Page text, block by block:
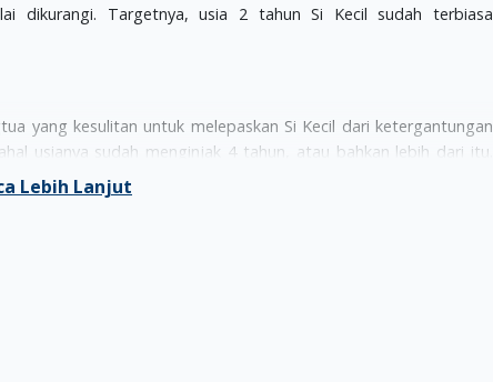
dikurangi. Targetnya, usia 2 tahun Si Kecil sudah terbiasa
yang kesulitan untuk melepaskan Si Kecil dari ketergantungan
usianya sudah menginjak 4 tahun, atau bahkan lebih dari itu.
gigi jika dikonsumsi lebih dari 2 tahun. Potensi ini lebih